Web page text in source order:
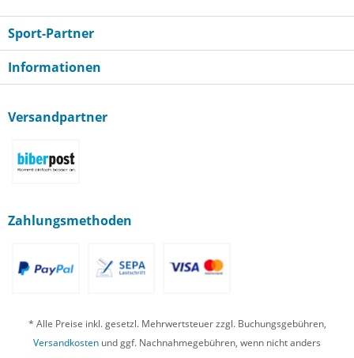
Sport-Partner
Informationen
Versandpartner
Zahlungsmethoden
* Alle Preise inkl. gesetzl. Mehrwertsteuer zzgl. Buchungsgebühren,
Versandkosten und ggf. Nachnahmegebühren, wenn nicht anders